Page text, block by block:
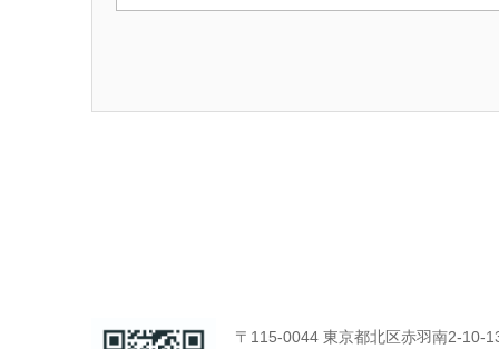
〒115-0044 東京都北区赤羽南2-10-